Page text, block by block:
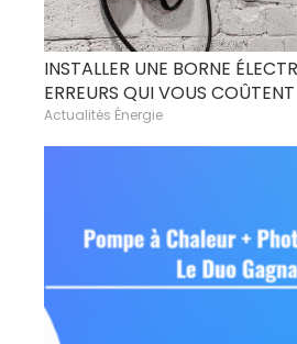
INSTALLER UNE BORNE
ERREURS QUI VOUS
Actualités Énergie